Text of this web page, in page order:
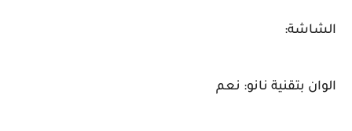
الشاشة:
الوان بتقنية نانو: نعم